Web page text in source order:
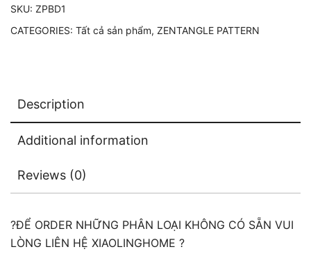
ZPBD1
SKU: ZPBD1
CATEGORIES: Tất cả sản phẩm, ZENTANGLE PATTERN
Description
Additional information
Reviews (0)
?ĐỂ ORDER NHỮNG PHÂN LOẠI KHÔNG CÓ SẴN VUI
LÒNG LIÊN HỆ XIAOLINGHOME ?